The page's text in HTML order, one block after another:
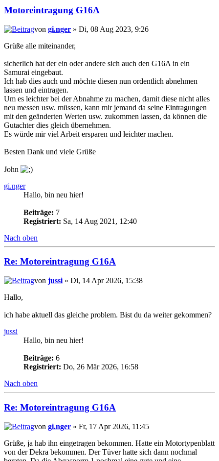
Motoreintragung G16A
von gi.nger » Di, 08 Aug 2023, 9:26
Grüße alle miteinander,
sicherlich hat der ein oder andere sich auch den G16A in ein
Samurai eingebaut.
Ich hab dies auch und möchte diesen nun ordentlich abnehmen
lassen und eintragen.
Um es leichter bei der Abnahme zu machen, damit diese nicht alles
neu messen usw. müssen, kann mir jemand da seine Eintragungen
mit den geänderten Werten usw. zukommen lassen, da können die
Gutachter dies gleich übernehmen.
Es würde mir viel Arbeit ersparen und leichter machen.
Besten Dank und viele Grüße
John
gi.nger
Hallo, bin neu hier!
Beiträge: 7
Registriert: Sa, 14 Aug 2021, 12:40
Nach oben
Re: Motoreintragung G16A
von jussi » Di, 14 Apr 2026, 15:38
Hallo,
ich habe aktuell das gleiche problem. Bist du da weiter gekommen?
jussi
Hallo, bin neu hier!
Beiträge: 6
Registriert: Do, 26 Mär 2026, 16:58
Nach oben
Re: Motoreintragung G16A
von gi.nger » Fr, 17 Apr 2026, 11:45
Grüße, ja hab ihn eingetragen bekommen. Hatte ein Motortypenblatt
von der Dekra bekommen. Der Tüver hatte sich dann nochmal